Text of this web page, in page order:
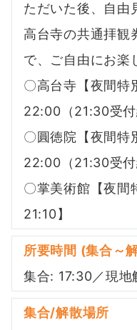
ただいた後、自由
高台寺の共通拝観
で、ご自由にお楽
〇高台寺【夜間特
22:00（21:30受付
〇圓徳院【夜間特
22:00（21:30受付
〇掌美術館【夜間
21:10】
所要時間 (集合～
集合: 17:30／現地
集合/解散場所